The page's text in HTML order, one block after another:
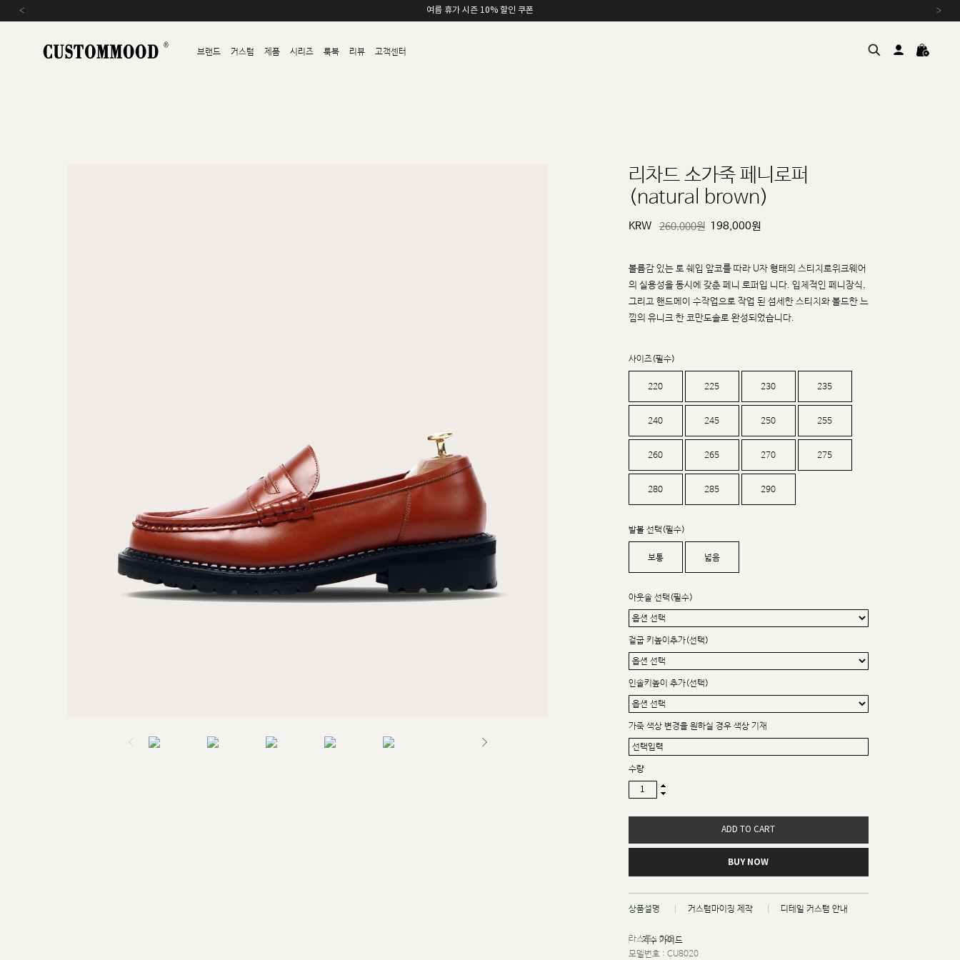
여름 휴가 시즌 10% 할인 쿠폰
‹ ›
브랜드 커스텀 제품 시리즈 룩북 리뷰 고객센터
sat,sun,holiday off
리차드 소가죽 페니로퍼
(natural brown)
KRW 260,000원 198,000원
볼륨감 있는 토 쉐입 앞코를 따라 U자 형태의 스티치로위크웨어
의 실용성을 동시에 갖춘 페니 로퍼입 니다. 입체적인 페니장식,
그리고 핸드메이 수작업으로 작업 된 섬세한 스티치와 볼드한 느
낌의 유니크 한 코만도솔로 완성되었습니다.
사이즈(필수)
220 225 230 235
240 245 250 255
260 265 270 275
280 285 290
발볼 선택(필수)
보통 넓음
아웃솔 선택(필수)
겉굽 키높이추가(선택)
인솔키높이 추가(선택)
가죽 색상 변경을 원하실 경우 색상 기재
수량
ADD TO CART
BUY NOW
상품설명 커스텀마이징 제작 디테일 커스텀 안내
치수 가이드
라스트 : 008
모델번호 : CU8020